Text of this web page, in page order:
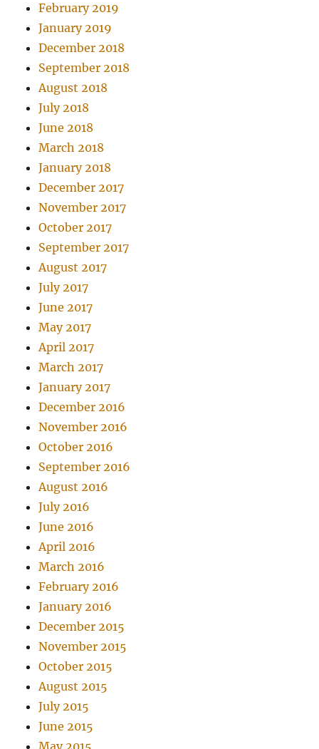
February 2019
January 2019
December 2018
September 2018
August 2018
July 2018
June 2018
March 2018
January 2018
December 2017
November 2017
October 2017
September 2017
August 2017
July 2017
June 2017
May 2017
April 2017
March 2017
January 2017
December 2016
November 2016
October 2016
September 2016
August 2016
July 2016
June 2016
April 2016
March 2016
February 2016
January 2016
December 2015
November 2015
October 2015
August 2015
July 2015
June 2015